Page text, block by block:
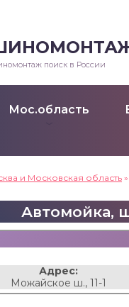
поиск в России
Мос.область
и Московская область »
Автомойка,
Адрес:
Можайское ш., 11-1